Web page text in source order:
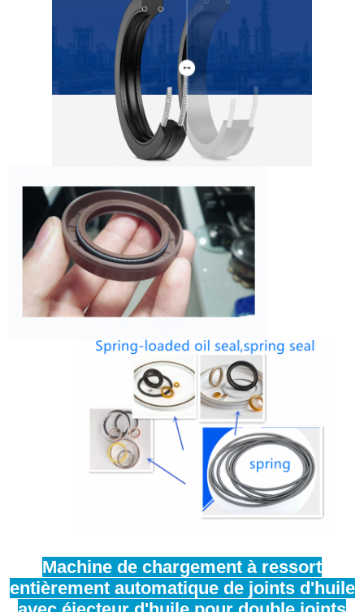
Machine de chargement à ressort
entièrement automatique de joints d'huile